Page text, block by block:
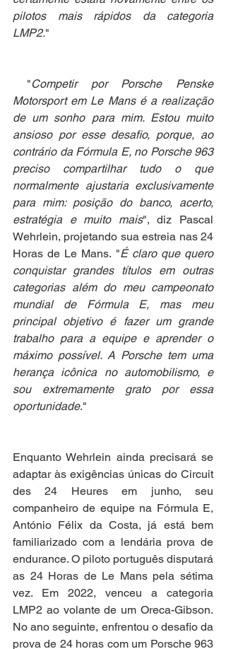
pilotos mais rápidos da categoria
LMP2."
"Competir por Porsche Penske
Motorsport em Le Mans é a realização
de um sonho para mim. Estou muito
ansioso por esse desafio, porque, ao
contrário da Fórmula E, no Porsche 963
preciso compartilhar tudo o que
normalmente ajustaria exclusivamente
para mim: posição do banco, acerto,
estratégia e muito mais", diz Pascal
Wehrlein, projetando sua estreia nas 24
Horas de Le Mans. "É claro que quero
conquistar grandes títulos em outras
categorias além do meu campeonato
mundial de Fórmula E, mas meu
principal objetivo é fazer um grande
trabalho para a equipe e aprender o
máximo possível. A Porsche tem uma
herança icônica no automobilismo, e
sou extremamente grato por essa
oportunidade."
Enquanto Wehrlein ainda precisará se
adaptar às exigências únicas do Circuit
des 24 Heures em junho, seu
companheiro de equipe na Fórmula E,
António Félix da Costa, já está bem
familiarizado com a lendária prova de
endurance. O piloto português disputará
as 24 Horas de Le Mans pela sétima
vez. Em 2022, venceu a categoria
LMP2 ao volante de um Oreca-Gibson.
No ano seguinte, enfrentou o desafio da
prova de 24 horas com um Porsche 963